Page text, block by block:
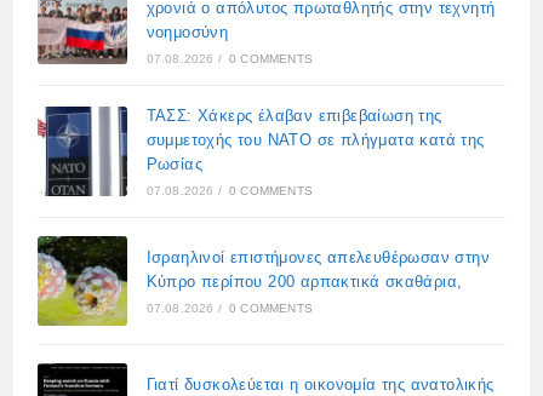
χρονιά ο απόλυτος πρωταθλητής στην τεχνητή
νοημοσύνη
07.08.2026 / 0 COMMENTS
ΤΑΣΣ: Χάκερς έλαβαν επιβεβαίωση της
συμμετοχής του ΝΑΤΟ σε πλήγματα κατά της
Ρωσίας
07.08.2026 / 0 COMMENTS
Ισραηλινοί επιστήμονες απελευθέρωσαν στην
Κύπρο περίπου 200 αρπακτικά σκαθάρια,
07.08.2026 / 0 COMMENTS
Γιατί δυσκολεύεται η οικονομία της ανατολικής